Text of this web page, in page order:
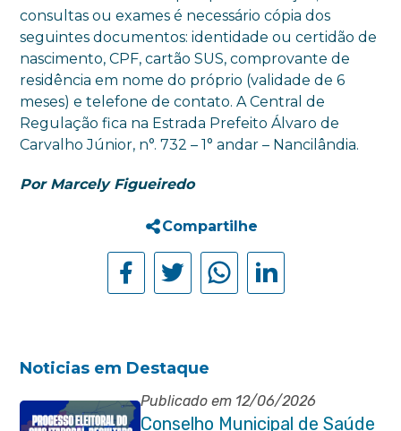
consultas ou exames é necessário cópia dos
seguintes documentos: identidade ou certidão de
nascimento, CPF, cartão SUS, comprovante de
residência em nome do próprio (validade de 6
meses) e telefone de contato. A Central de
Regulação fica na Estrada Prefeito Álvaro de
Carvalho Júnior, n°. 732 – 1° andar – Nancilândia.
Por Marcely Figueiredo
Compartilhe
Noticias em Destaque
Publicado em 12/06/2026
Conselho Municipal de Saúde